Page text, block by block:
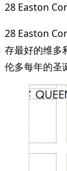
28 Easton
28 Easton
存最好的维多
伦多每年的圣